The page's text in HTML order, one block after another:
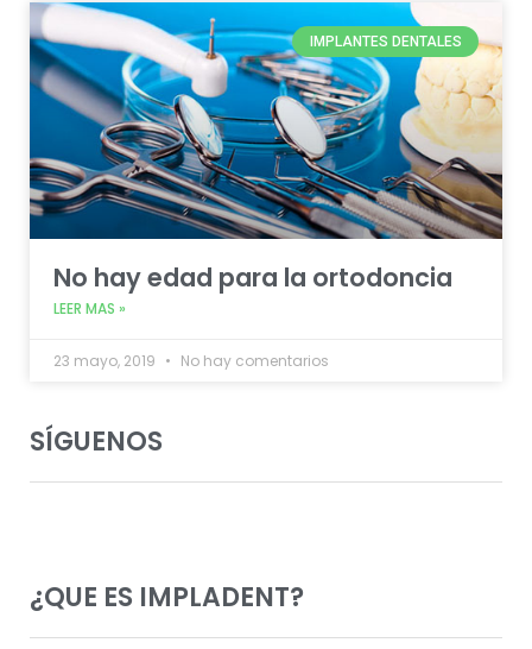
IMPLANTES DENTALES
No hay edad para la ortodoncia
LEER MAS »
23 mayo, 2019 No hay comentarios
SÍGUENOS
¿QUE ES IMPLADENT?